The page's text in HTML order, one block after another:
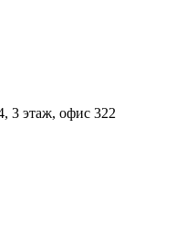
3 этаж, офис 322